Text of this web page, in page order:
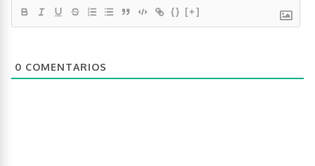
{} [+]
0 COMENTARIOS